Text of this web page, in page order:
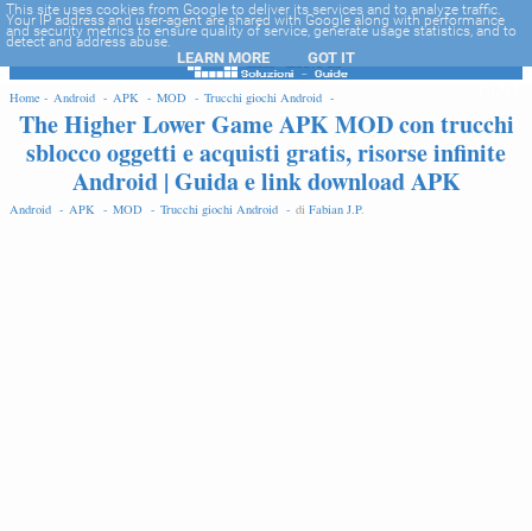
-->
Home - Android - APK - MOD - Trucchi giochi Android -
The Higher Lower Game APK MOD con trucchi
sblocco oggetti e acquisti gratis, risorse infinite
Android | Guida e link download APK
Android - APK - MOD - Trucchi giochi Android - di Fabian J.P.
EDIT
This site uses cookies from Google to deliver its services and to analyze traffic.
Your IP address and user-agent are shared with Google along with performance
and security metrics to ensure quality of service, generate usage statistics, and to
detect and address abuse.
LEARN MORE GOT IT